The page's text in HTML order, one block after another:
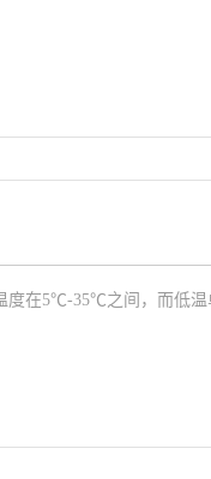
度在5℃-35℃之间，而低